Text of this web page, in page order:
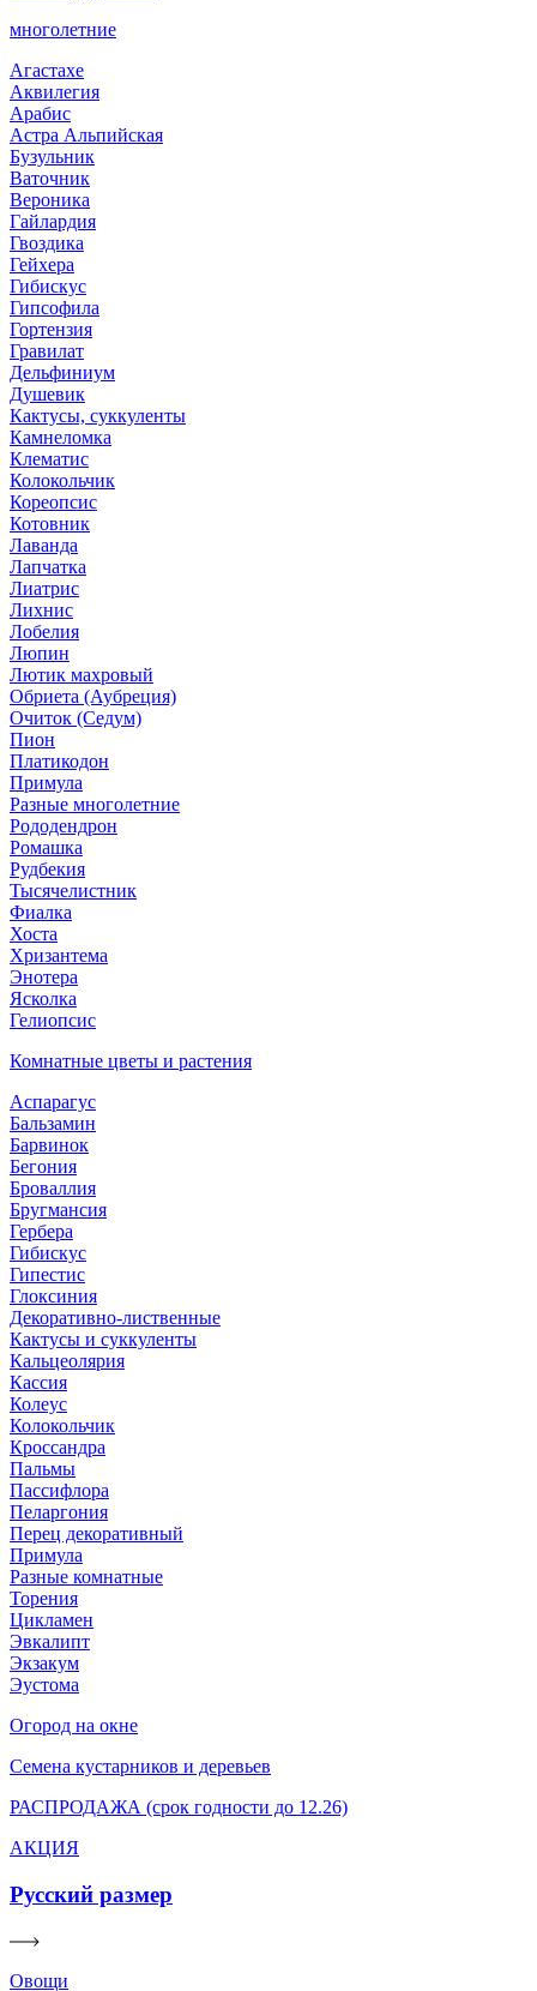
многолетние
Агастахе
Аквилегия
Арабис
Астра Альпийская
Бузульник
Ваточник
Вероника
Гайлардия
Гвоздика
Гейхера
Гибискус
Гипсофила
Гортензия
Гравилат
Дельфиниум
Душевик
Кактусы, суккуленты
Камнеломка
Клематис
Колокольчик
Кореопсис
Котовник
Лаванда
Лапчатка
Лиатрис
Лихнис
Лобелия
Люпин
Лютик махровый
Обриета (Аубреция)
Очиток (Седум)
Пион
Платикодон
Примула
Разные многолетние
Рододендрон
Ромашка
Рудбекия
Тысячелистник
Фиалка
Хоста
Хризантема
Энотера
Ясколка
Гелиопсис
Комнатные цветы и растения
Аспарагус
Бальзамин
Барвинок
Бегония
Броваллия
Бругмансия
Гербера
Гибискус
Гипестис
Глоксиния
Декоративно-лиственные
Кактусы и суккуленты
Кальцеолярия
Кассия
Колеус
Колокольчик
Кроссандра
Пальмы
Пассифлора
Пеларгония
Перец декоративный
Примула
Разные комнатные
Торения
Цикламен
Эвкалипт
Экзакум
Эустома
Огород на окне
Семена кустарников и деревьев
РАСПРОДАЖА (срок годности до 12.26)
АКЦИЯ
Русский размер
Овощи